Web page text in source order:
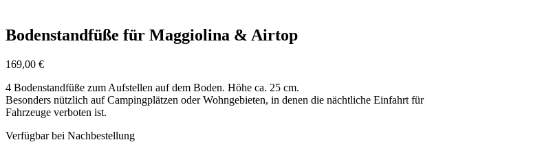
Bodenstandfüße für Maggiolina & Airtop
169,00 €
4 Bodenstandfüße zum Aufstellen auf dem Boden. Höhe ca. 25 cm.
Besonders nützlich auf Campingplätzen oder Wohngebieten, in denen die nächtliche Einfahrt für
Fahrzeuge verboten ist.
Verfügbar bei Nachbestellung